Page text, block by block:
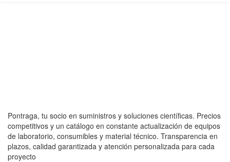
Pontraga, tu socio en suministros y soluciones científicas. Precios
competitivos y un catálogo en constante actualización de equipos
de laboratorio, consumibles y material técnico. Transparencia en
plazos, calidad garantizada y atención personalizada para cada
proyecto